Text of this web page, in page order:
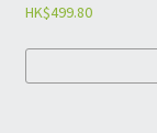
HK$499.80